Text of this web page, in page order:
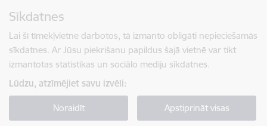
Sīkdatnes
Lai šī tīmekļvietne darbotos, tā izmanto obligāti nepieciešamās
sīkdatnes. Ar Jūsu piekrišanu papildus šajā vietnē var tikt
izmantotas statistikas un sociālo mediju sīkdatnes.
Lūdzu, atzīmējiet savu izvēli:
Noraidīt Apstiprināt visas